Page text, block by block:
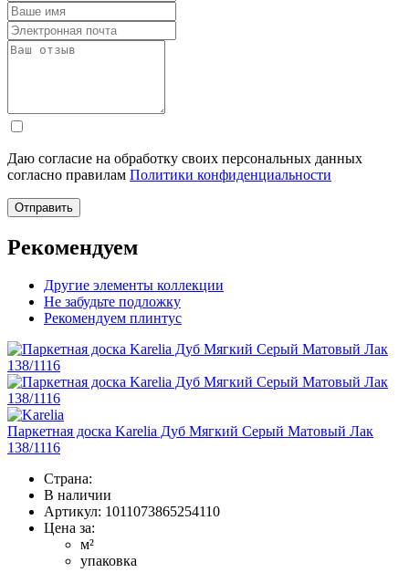
Даю согласие на обработку своих персональных данных
согласно правилам Политики конфиденциальности
Рекомендуем
Другие элементы коллекции
Не забудьте подложку
Рекомендуем плинтус
Паркетная доска Karelia Дуб Мягкий Серый Матовый Лак
138/1116
Страна:
В наличии
Артикул: 1011073865254110
Цена за:
м²
упаковка